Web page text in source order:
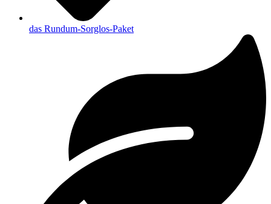
das Rundum-Sorglos-Paket